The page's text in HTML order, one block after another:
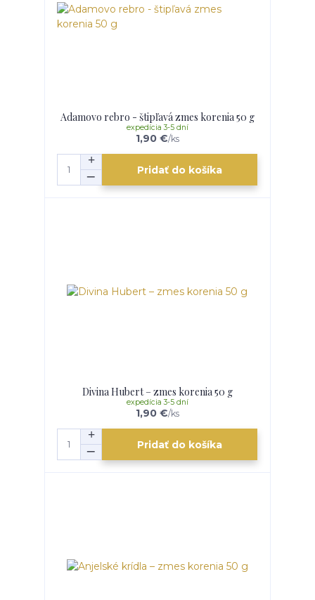
Adamovo rebro - štipľavá zmes korenia 50 g
1,90 €/ks
expedícia 3-5 dní
Pridať do košíka
Divina Hubert – zmes korenia 50 g
1,90 €/ks
expedícia 3-5 dní
Pridať do košíka